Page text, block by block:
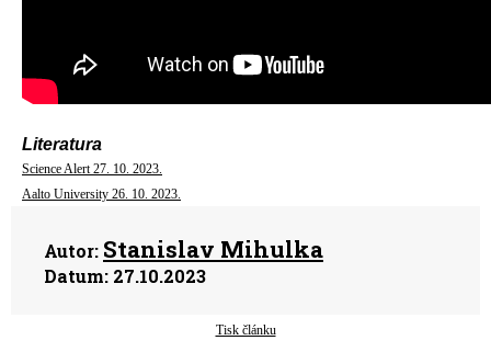
Literatura
Science Alert 27. 10. 2023.
Aalto University 26. 10. 2023.
Autor: Stanislav Mihulka
Datum: 27.10.2023
Tisk článku